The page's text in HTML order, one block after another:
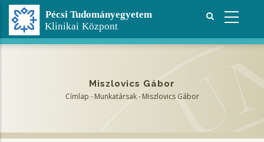
Ugrás
tartalomra
Miszlovics Gábor
Címlap - Munkatársak -Miszlovics Gábor